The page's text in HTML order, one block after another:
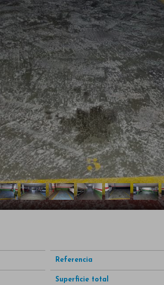
Referencia
Superficie total